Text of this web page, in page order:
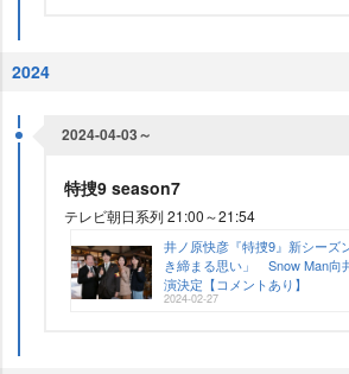
2024
2024-04-03～
特捜9 season7
テレビ朝日系列 21:00～21:54
井ノ原快彦『特捜9』新シーズ
き締まる思い」 Snow Man向
演決定【コメントあり】
2024-02-27